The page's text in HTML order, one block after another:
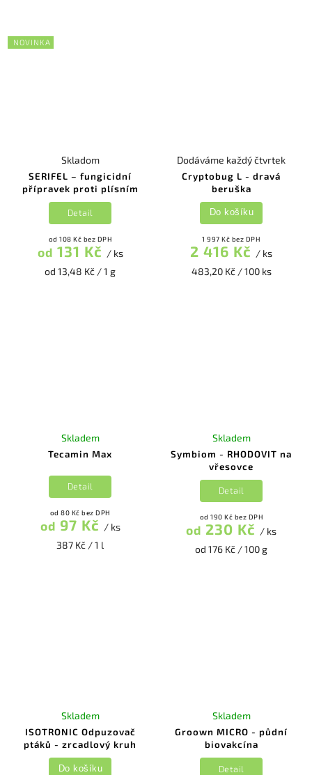
NOVINKA
SERIFEL – fungicidní
přípravek proti plísním
Skladom
od 108 Kč bez DPH
od 131 Kč / ks
od 13,48 Kč / 1 g
Detail
Cryptobug L - dravá
beruška
Dodáváme každý čtvrtek
1 997 Kč bez DPH
2 416 Kč / ks
483,20 Kč / 100 ks
Do košíku
Tecamin Max
Skladem
od 80 Kč bez DPH
od 97 Kč / ks
387 Kč / 1 l
Detail
Symbiom - RHODOVIT na
vřesovce
Skladem
od 190 Kč bez DPH
od 230 Kč / ks
od 176 Kč / 100 g
Detail
ISOTRONIC Odpuzovač
ptáků - zrcadlový kruh
Skladem
Do košíku
Groown MICRO - půdní
biovakcína
Skladem
Detail